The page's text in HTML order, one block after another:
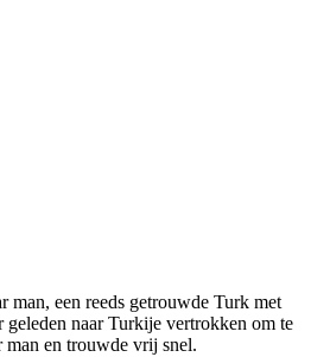
man, een reeds getrouwde Turk met
naar Turkije vertrokken om te
man en trouwde vrij snel.